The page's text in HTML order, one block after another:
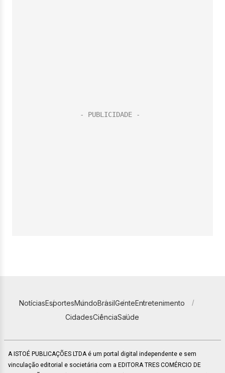
NotíciasEsportesMundoBrasilGenteEntretenimento
CidadesCiênciaSaúde
A ISTOÉ PUBLICAÇÕES LTDA é um portal digital independente e sem
vinculação editorial e societária com a EDITORA TRES COMÉRCIO DE